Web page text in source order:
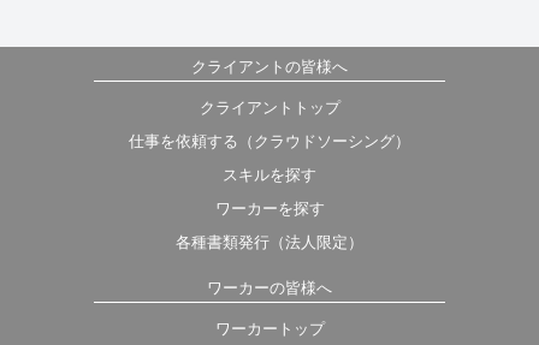
クライアントの皆様へ
クライアントトップ
仕事を依頼する（クラウドソーシング）
スキルを探す
ワーカーを探す
各種書類発行（法人限定）
ワーカーの皆様へ
ワーカートップ